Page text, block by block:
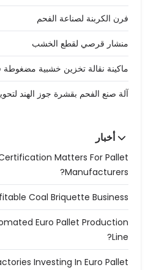
فرن الكربنة لصناعة الفحم
منشار قرصي لقطع الخشب
ماكينة نقالة تخزين خشبية مضغوطة
آلة صنع الفحم بقشرة جوز الهند
أخبار
Certification Matters For Pallet
Manufacturers?
Coal Briquette Business?
Euro Pallet Production
Line?
Investing In Euro Pallet